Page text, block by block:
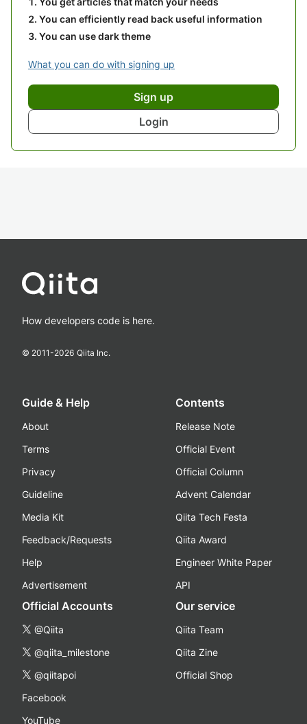
You can efficiently read back useful information
You can use dark theme
What you can do with signing up
Sign up
Login
How developers code is here.
© 2011-2026 Qiita Inc.
Guide & Help
About
Terms
Privacy
Guideline
Media Kit
Feedback/Requests
Help
Advertisement
Contents
Release Note
Official Event
Official Column
Advent Calendar
Qiita Tech Festa
Qiita Award
Engineer White Paper
API
Official Accounts
@Qiita
@qiita_milestone
@qiitapoi
Facebook
YouTube
Our service
Qiita Team
Qiita Zine
Official Shop